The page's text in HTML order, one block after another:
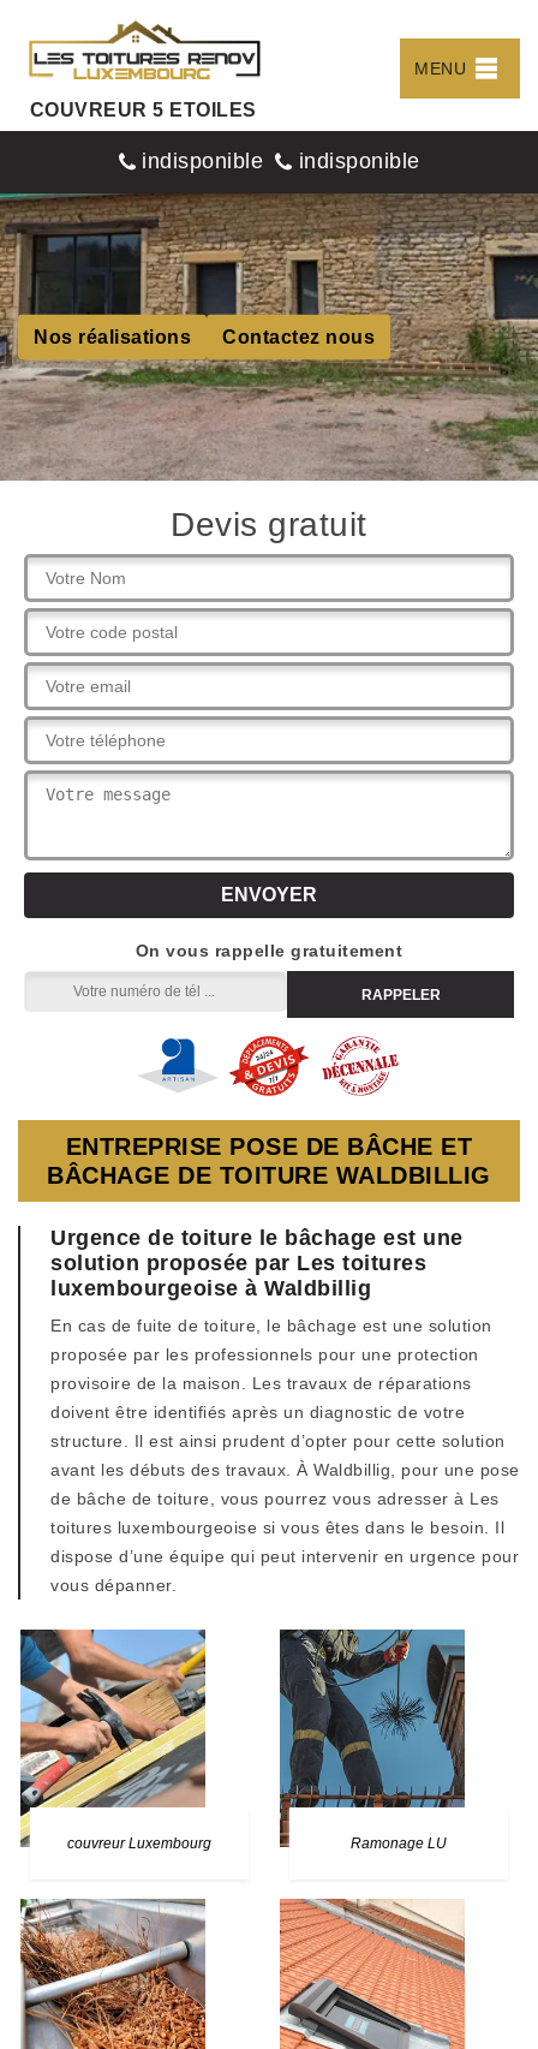
COUVREUR 5 ETOILES
MENU
indisponible indisponible
Nos réalisations Contactez nous
Devis gratuit
On vous rappelle gratuitement
ENTREPRISE POSE DE BÂCHE ET
BÂCHAGE DE TOITURE WALDBILLIG
Urgence de toiture le bâchage est une
solution proposée par Les toitures
luxembourgeoise à Waldbillig
En cas de fuite de toiture, le bâchage est une solution
proposée par les professionnels pour une protection
provisoire de la maison. Les travaux de réparations
doivent être identifiés après un diagnostic de votre
structure. Il est ainsi prudent d’opter pour cette solution
avant les débuts des travaux. À Waldbillig, pour une pose
de bâche de toiture, vous pourrez vous adresser à Les
toitures luxembourgeoise si vous êtes dans le besoin. Il
dispose d’une équipe qui peut intervenir en urgence pour
vous dépanner.
couvreur Luxembourg Ramonage LU